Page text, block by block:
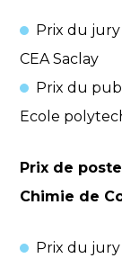
Prix du jury
CEA Saclay
Prix du
Ecole
Prix de
Chimie de
Prix du jury